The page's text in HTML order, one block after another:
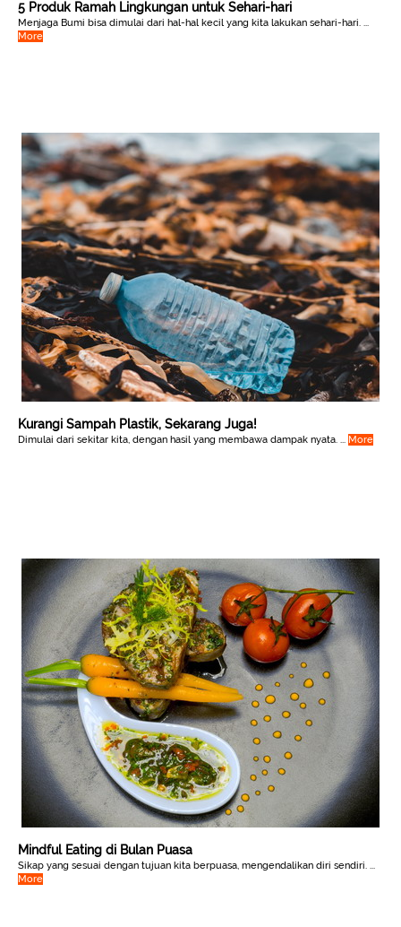
5 Produk Ramah Lingkungan untuk Sehari-hari
Menjaga Bumi bisa dimulai dari hal-hal kecil yang kita lakukan sehari-hari. ...
More
Kurangi Sampah Plastik, Sekarang Juga!
Dimulai dari sekitar kita, dengan hasil yang membawa dampak nyata. ... More
Mindful Eating di Bulan Puasa
Sikap yang sesuai dengan tujuan kita berpuasa, mengendalikan diri sendiri. ...
More